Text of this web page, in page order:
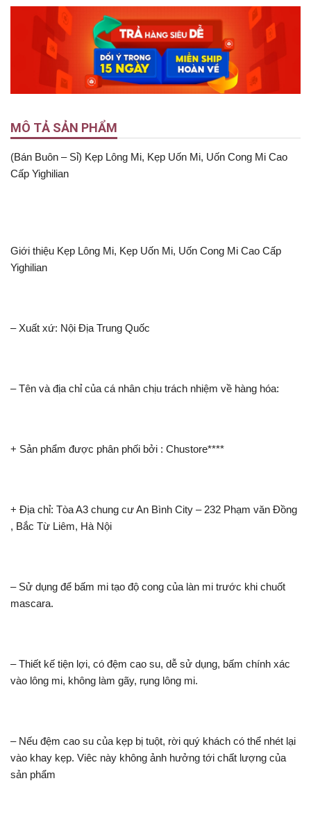
MÔ TẢ SẢN PHẨM
(Bán Buôn – Sỉ) Kẹp Lông Mi, Kẹp Uốn Mi, Uốn Cong Mi Cao
Cấp Yighilian
Giới thiệu Kẹp Lông Mi, Kẹp Uốn Mi, Uốn Cong Mi Cao Cấp
Yighilian
– Xuất xứ: Nội Địa Trung Quốc
– Tên và địa chỉ của cá nhân chịu trách nhiệm về hàng hóa:
+ Sản phẩm được phân phối bởi : Chustore****
+ Địa chỉ: Tòa A3 chung cư An Bình City – 232 Phạm văn Đồng
, Bắc Từ Liêm, Hà Nội
– Sử dụng để bấm mi tạo độ cong của làn mi trước khi chuốt
mascara.
– Thiết kế tiện lợi, có đệm cao su, dễ sử dụng, bấm chính xác
vào lông mi, không làm gãy, rụng lông mi.
– Nếu đệm cao su của kẹp bị tuột, rời quý khách có thể nhét lại
vào khay kẹp. Viêc này không ảnh hưởng tới chất lượng của
sản phẩm